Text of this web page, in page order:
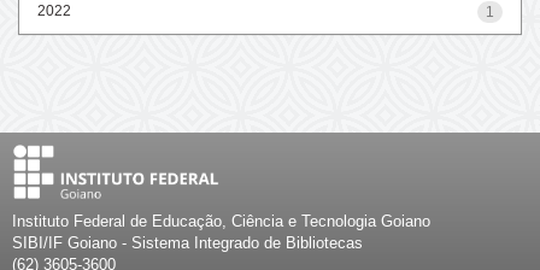
1
2022
Instituto Federal de Educação, Ciência e Tecnologia Goiano
SIBI/IF Goiano - Sistema Integrado de Bibliotecas
(62) 3605-3600